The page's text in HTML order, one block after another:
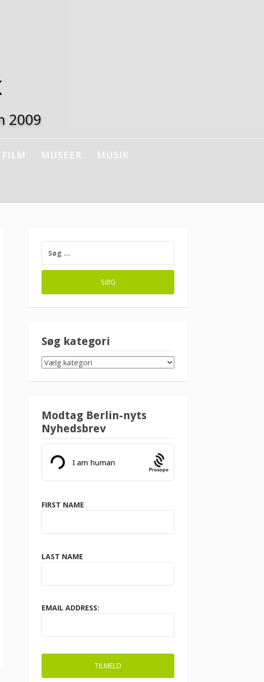
2009
MUSEER MUSIK
EFTER:
Søg kategori
SØG
KATEGORI
Modtag Berlin-nyts
Nyhedsbrev
Prosopo
FIRST NAME
LAST NAME
EMAIL ADDRESS: